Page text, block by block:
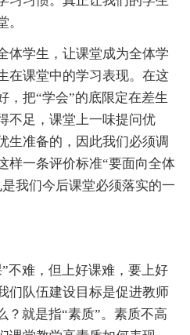
。
体学生，让课堂成为全体学
在课堂中的学习表现。在这
，把“学会”的底限定在差生
不足，课堂上一味提问优
生准备的，因此我们必须调
样一条评价标准“要面向全体
我们今后课堂必须落实的一
不难，但上好课难，要上好
们队伍建设目标是促进教师
？就是指“素质”。素质不高